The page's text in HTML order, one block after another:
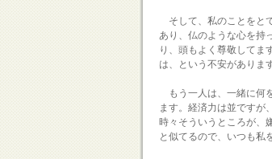
そして、私のことをと
あり、仏のような心を持
り、頭もよく尊敬してま
は、という不安があります
もう一人は、一緒に何
ます。経済力は並ですが
時々そういうところが、
と似てるので、いつも私